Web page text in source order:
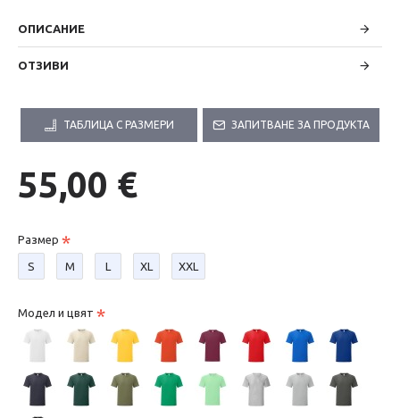
ОПИСАНИЕ
ОТЗИВИ
ТАБЛИЦА С РАЗМЕРИ ЗАПИТВАНЕ ЗА ПРОДУКТА
55,00 €
Размер
S М L XL XXL
Модел и цвят